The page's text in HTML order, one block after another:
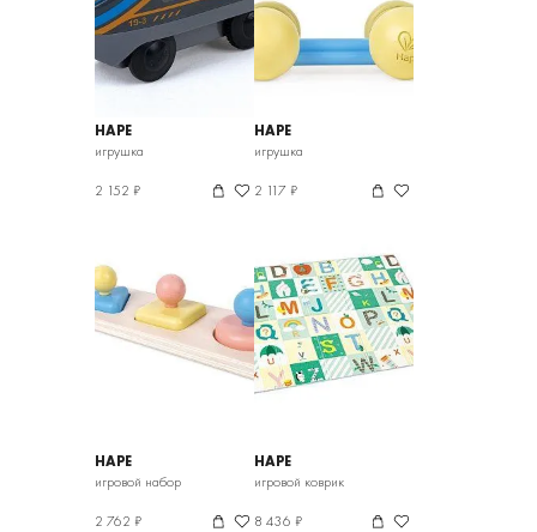
HAPE
игрушка
2 152 ₽
HAPE
игрушка
2 117 ₽
HAPE
игровой набор
2 762 ₽
HAPE
игровой коврик
8 436 ₽